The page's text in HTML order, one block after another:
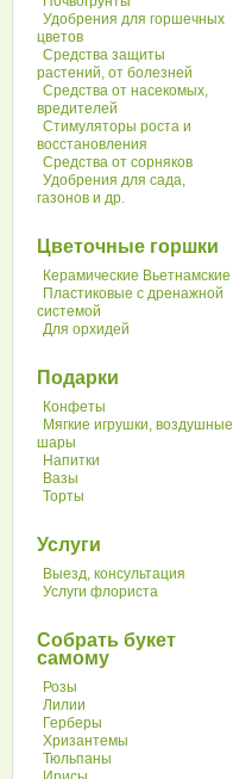
Удобрения для горшечных
цветов
Средства защиты
растений, от болезней
Средства от насекомых,
вредителей
Стимуляторы роста и
восстановления
Средства от сорняков
Удобрения для сада,
газонов и др.
Цветочные горшки
Керамические Вьетнамские
Пластиковые с дренажной
системой
Для орхидей
Подарки
Конфеты
Мягкие игрушки, воздушные
шары
Напитки
Вазы
Торты
Услуги
Выезд, консультация
Услуги флориста
Собрать букет
самому
Розы
Лилии
Герберы
Хризантемы
Тюльпаны